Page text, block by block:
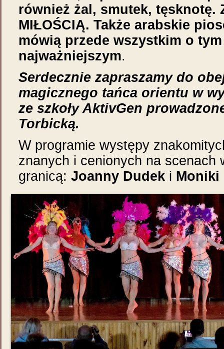
również żal, smutek, tęsknotę.
MIŁOŚCIĄ. Także arabskie
mówią przede wszystkim o
najważniejszym.
Serdecznie zapraszamy do
magicznego tańca orientu w
ze szkoły AktivGen
Torbicką.
W programie występy
znanych i cenionych na scenach
granicą: Joanny Dudek i Moniki